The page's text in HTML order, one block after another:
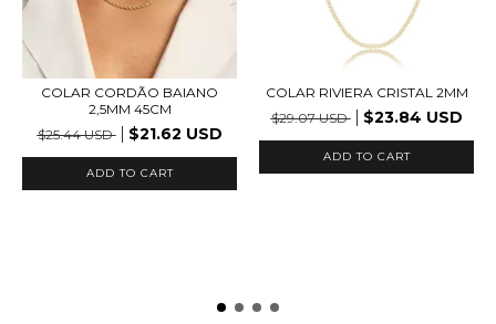
COLAR CORDÃO BAIANO
2,5MM 45CM
$25.44 USD
$21.62 USD
ADD TO CART
COLAR RIVIERA CRISTAL 2MM
$29.07 USD
$23.84 USD